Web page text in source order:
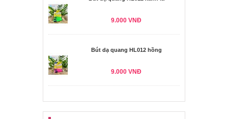
9.000 VNĐ
Bút dạ quang HL012 hồng
9.000 VNĐ